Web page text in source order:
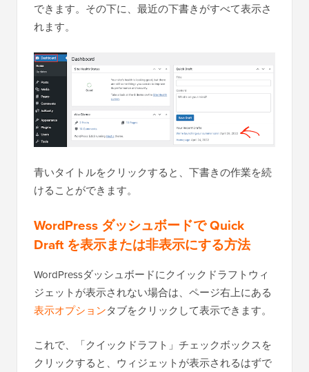
できます。その下に、最近の下書きがすべて表示さ
れます。
青いタイトルをクリックすると、下書きの作業を続
けることができます。
WordPress ダッシュボードで Quick
Draft を表示または非表示にする方法
WordPressダッシュボードにクイックドラフトウィ
ジェットが表示されない場合は、ページ右上にある
表示オプションタブをクリックして表示できます。
これで、「クイックドラフト」チェックボックスを
クリックすると、ウィジェットが表示されるはずで